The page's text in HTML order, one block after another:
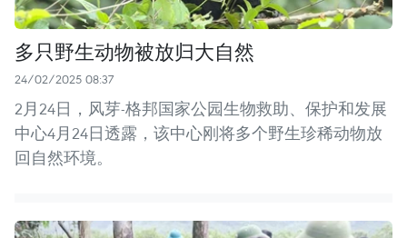
多只野生动物被放归大自然
24/02/2025 08:37
2月24日，风芽-格邦国家公园生物救助、保护和发展
中心4月24日透露，该中心刚将多个野生珍稀动物放
回自然环境。